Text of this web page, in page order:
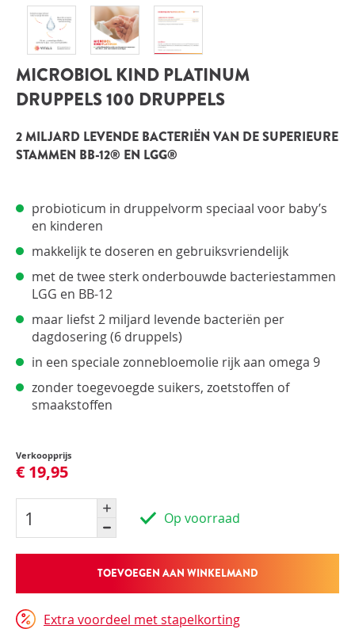
MICROBIOL KIND PLATINUM
DRUPPELS 100 DRUPPELS
2 MILJARD LEVENDE BACTERIËN VAN DE SUPERIEURE
STAMMEN BB-12® EN LGG®
probioticum in druppelvorm speciaal voor baby’s
en kinderen
makkelijk te doseren en gebruiksvriendelijk
met de twee sterk onderbouwde bacteriestammen
LGG en BB-12
maar liefst 2 miljard levende bacteriën per
dagdosering (6 druppels)
in een speciale zonnebloemolie rijk aan omega 9
zonder toegevoegde suikers, zoetstoffen of
smaakstoffen
Verkoopprijs
€ 19,95
Op voorraad
TOEVOEGEN AAN WINKELMAND
Extra voordeel met stapelkorting